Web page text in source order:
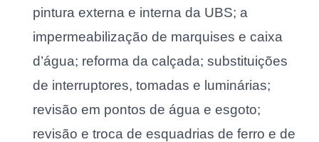
pintura externa e interna da UBS; a
impermeabilização de marquises e caixa
d’água; reforma da calçada; substituições
de interruptores, tomadas e luminárias;
revisão em pontos de água e esgoto;
revisão e troca de esquadrias de ferro e de